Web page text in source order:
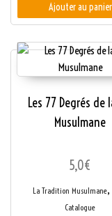
Ajouter au panier
Les 77 Degrés de
Musulmane
5,0€
La Tradition Musulmane,
Catalogue